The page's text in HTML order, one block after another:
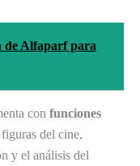
de Alfaparf para
con funciones
del cine,
y el análisis del